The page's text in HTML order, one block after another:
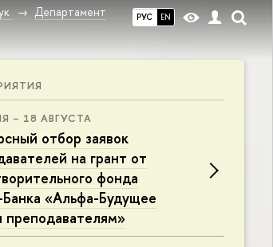
РУС EN
Департамент
– 18 АВГУСТА
отбор заявок
на грант от
фонда
«Альфа-Будущее
преподавателям»